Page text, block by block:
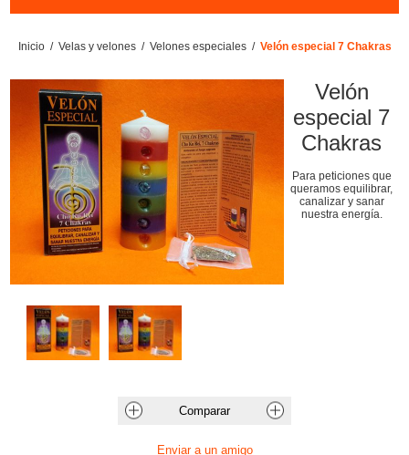
Inicio / Velas y velones / Velones especiales / Velón especial 7 Chakras
Velón
especial 7
Chakras
Para peticiones que
queramos equilibrar,
canalizar y sanar
nuestra energía.